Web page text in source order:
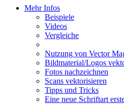
Mehr Infos
Beispiele
Videos
Vergleiche
Nutzung von Vector
Bildmaterial/Logos
Fotos nachzeichnen
Scans vektorisieren
Tipps und Tricks
Eine neue Schriftart